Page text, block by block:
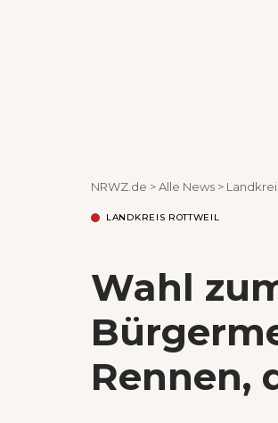
NRWZ.de >Alle News >
LANDKREIS ROTTWEIL
Wahl
Rennen,